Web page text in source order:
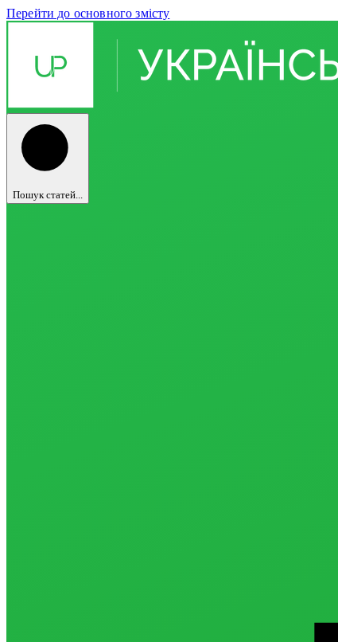
Перейти до основного змісту
Пошук статей...